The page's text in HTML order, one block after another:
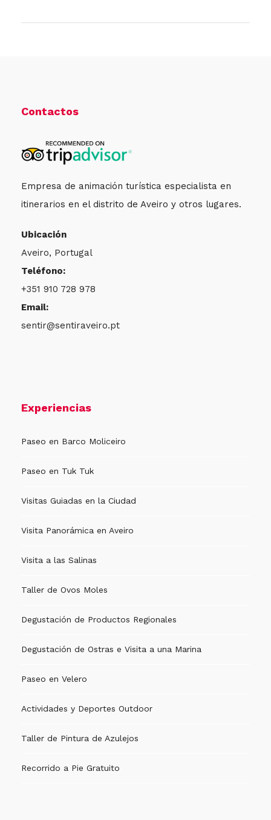
Contactos
Empresa de animación turística especialista en
itinerarios en el distrito de Aveiro y otros lugares.
Ubicación
Aveiro, Portugal
Teléfono:
+351 910 728 978
Email:
sentir@sentiraveiro.pt
Experiencias
Paseo en Barco Moliceiro
Paseo en Tuk Tuk
Visitas Guiadas en la Ciudad
Visita Panorámica en Aveiro
Visita a las Salinas
Taller de Ovos Moles
Degustación de Productos Regionales
Degustación de Ostras e Visita a una Marina
Paseo en Velero
Actividades y Deportes Outdoor
Taller de Pintura de Azulejos
Recorrido a Pie Gratuito